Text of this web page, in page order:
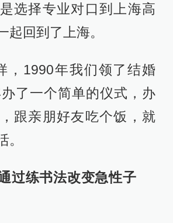
选择专业对口到上海高
起回到了上海。
年我们领了结婚
了一个简单的仪式，办
跟亲朋好友吃个饭，就
。
过练书法改变急性子